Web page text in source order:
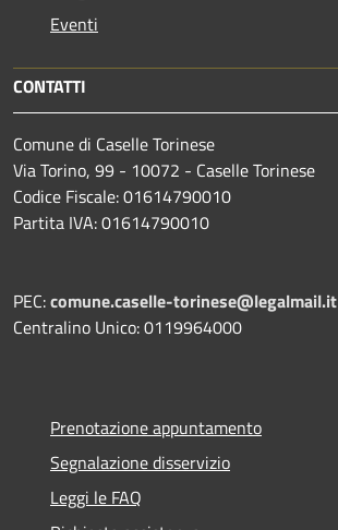
Eventi
CONTATTI
Comune di Caselle Torinese
Via Torino, 99 - 10072 - Caselle Torinese
Codice Fiscale: 01614790010
Partita IVA: 01614790010
PEC:comune.caselle-torinese@legalmail.it
Centralino Unico: 0119964000
Prenotazione appuntamento
Segnalazione disservizio
Leggi le FAQ